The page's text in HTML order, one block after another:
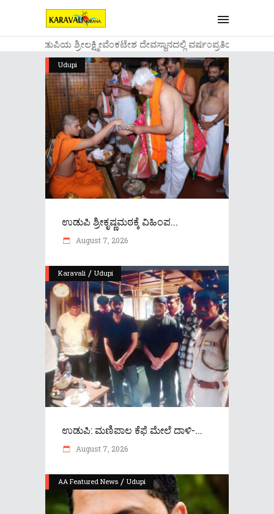
....ಉಡುಪಿಯ ಶ್ರೀಲಕ್ಷ್ಮೀವೆ೦ಕಟೇಶ ದೇವಸ್ಥಾನದಲ್ಲಿ ವರ್ಷ೦ಪ್ರತಿಯ
Udupi
ಉಡುಪಿ ಶ್ರೀಕೃಷ್ಣಮಠಕ್ಕೆ ವಿಹಿಂಪ...
August 7, 2026
Karavali / Udupi
ಉಡುಪಿ: ಮಣಿಪಾಲ ಕೆಫೆ ಮೇಲೆ ದಾಳಿ-...
August 7, 2026
AA Featured News / Udupi